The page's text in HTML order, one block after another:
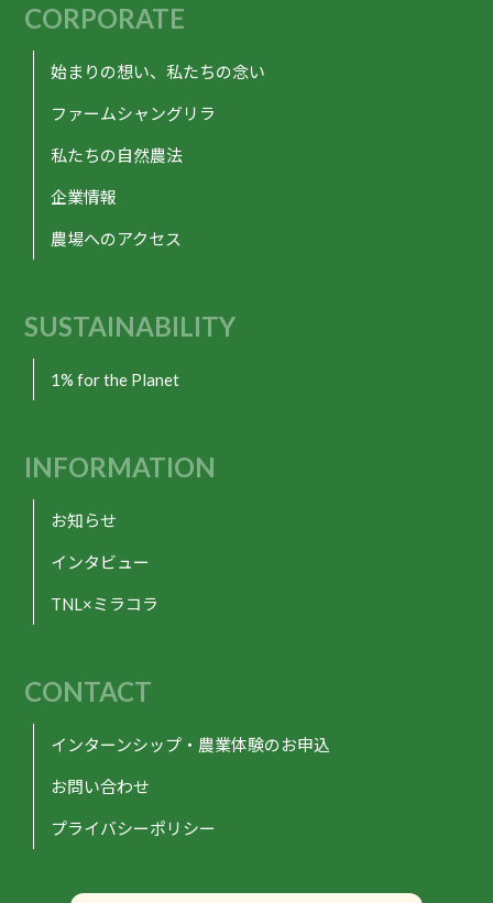
CORPORATE
始まりの想い、私たちの念い
ファームシャングリラ
私たちの自然農法
企業情報
農場へのアクセス
SUSTAINABILITY
1% for the Planet
INFORMATION
お知らせ
インタビュー
TNL×ミラコラ
CONTACT
インターンシップ・農業体験のお申込
お問い合わせ
プライバシーポリシー